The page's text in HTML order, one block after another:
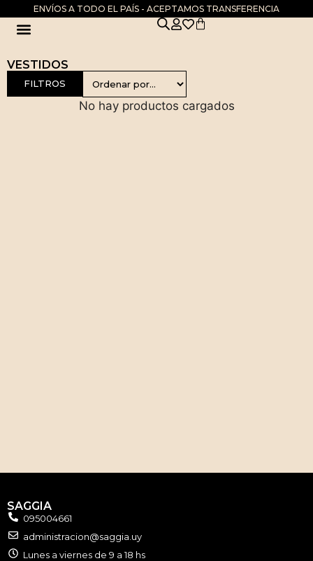
ENVÍOS A TODO EL PAÍS - ACEPTAMOS TRANSFERENCIA
VESTIDOS
FILTROS
No hay productos cargados
SAGGIA
095004661
administracion@saggia.uy
Lunes a viernes de 9 a 18 hs